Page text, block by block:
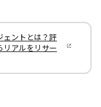
ェントとは？評
リアルをリサー